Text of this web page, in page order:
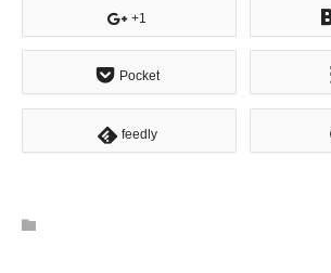
+1
Pocket
feedly